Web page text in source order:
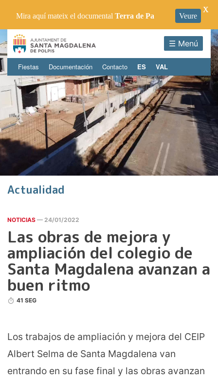
☰ Menú
Fiestas Documentación Contacto ES VAL
Actualidad
NOTICIAS — 24/01/2022
Las obras de mejora y
ampliación del colegio de
Santa Magdalena avanzan a
buen ritmo
41 SEG
Los trabajos de ampliación y mejora del CEIP
Albert Selma de Santa Magdalena van
entrando en su fase final y las obras avanzan
Mira aquí mateix el documental Terra de Pa Veure
X